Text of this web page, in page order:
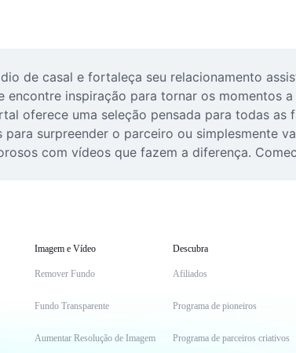
de casal e fortaleça seu relacionamento
encontre inspiração para tornar os momentos
oferece uma seleção pensada para todas
para surpreender o parceiro ou simplesmente
com vídeos que fazem a diferença.
Imagem e Vídeo
Remover Fundo
Fundo Transparente
Aumentar Resolução de Imagem
Descubra
Afiliados
Programa de pioneiros
Programa de parceiros criativos